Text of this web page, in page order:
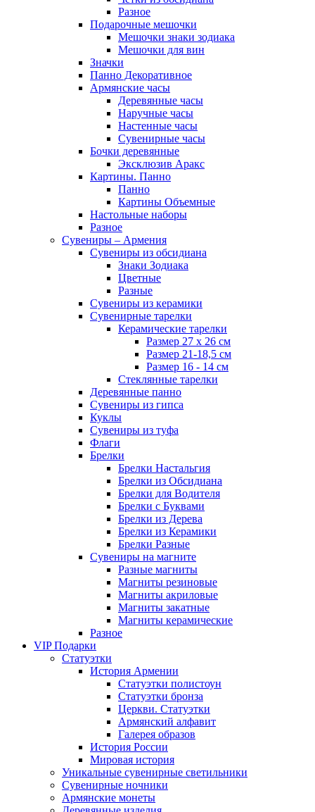
Разное
Подарочные мешочки
Мешочки знаки зодиака
Мешочки для вин
Значки
Панно Декоративное
Армянские часы
Деревянные часы
Наручные часы
Настенные часы
Сувенирные часы
Бочки деревянные
Эксклюзив Аракс
Картины. Панно
Панно
Картины Объемные
Настольные наборы
Разное
Сувениры – Армения
Сувениры из обсидиана
Знаки Зодиака
Цветные
Разные
Сувениры из керамики
Сувенирные тарелки
Керамические тарелки
Размер 27 х 26 см
Размер 21-18,5 см
Размер 16 - 14 см
Стеклянные тарелки
Деревянные панно
Сувениры из гипса
Куклы
Сувениры из туфа
Флаги
Брелки
Брелки Настальгия
Брелки из Обсидиана
Брелки для Водителя
Брелки с Буквами
Брелки из Дерева
Брелки из Керамики
Брелки Разные
Сувениры на магните
Разные магниты
Магниты резиновые
Магниты акриловые
Магниты закатные
Магниты керамические
Разное
VIP Подарки
Статуэтки
История Армении
Статуэтки полистоун
Статуэтки бронза
Церкви. Статуэтки
Армянский алфавит
Галерея образов
История России
Мировая история
Уникальные сувенирные светильники
Сувенирные ночники
Армянские монеты